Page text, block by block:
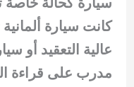
كانت سيارة
عالية التعقيد أو
مدرب على قراءة